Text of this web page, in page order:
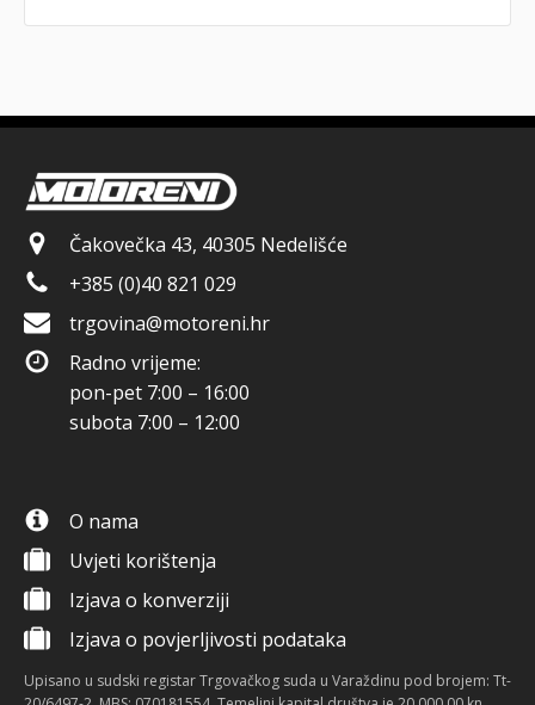
Čakovečka 43, 40305 Nedelišće
+385 (0)40 821 029
trgovina@motoreni.hr
Radno vrijeme:
pon-pet 7:00 – 16:00
subota 7:00 – 12:00
O nama
Uvjeti korištenja
Izjava o konverziji
Izjava o povjerljivosti podataka
Upisano u sudski registar Trgovačkog suda u Varaždinu pod brojem: Tt-